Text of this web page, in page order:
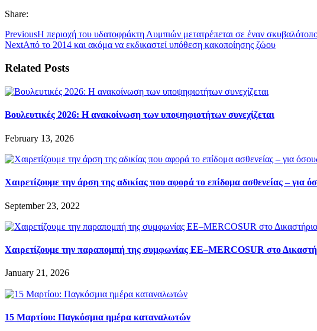
Share:
PreviousΗ περιοχή του υδατοφράκτη Λυμπιών μετατρέπεται σε έναν
NextΑπό το 2014 και ακόμα να εκδικαστεί υπόθεση κακοποίησης ζώου
Related Posts
Βουλευτικές 2026: Η ανακοίνωση των υποψηφιοτήτων συνεχίζεται
February 13, 2026
Χαιρετίζουμε την άρση της αδικίας που αφορά το επίδομα ασθενείας – για
September 23, 2022
Χαιρετίζουμε την παραπομπή της συμφωνίας ΕΕ–MERCOSUR στο
January 21, 2026
15 Μαρτίου: Παγκόσμια ημέρα καταναλωτών